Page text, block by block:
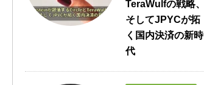
TeraWulfの戦略、
そしてJPYCが拓
く国内決済の新時
代